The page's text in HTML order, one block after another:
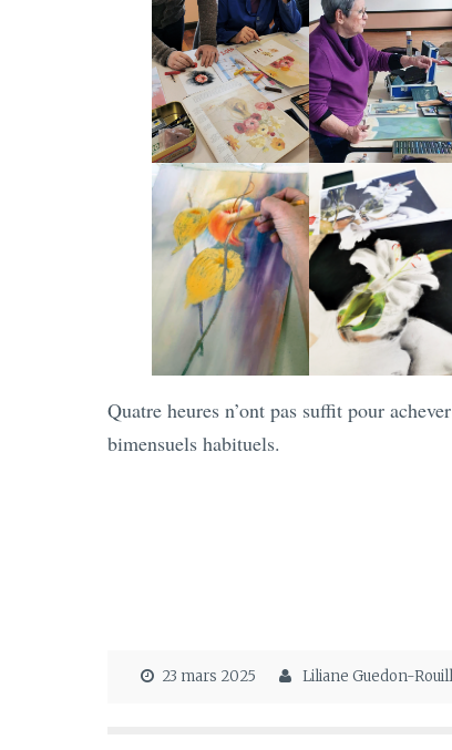
Quatre heures n’ont pas suffit pour
bimensuels habituels.
23 mars 2025 Liliane Guedon-